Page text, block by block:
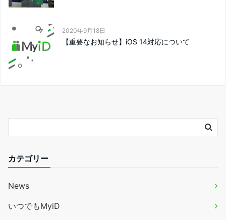
2020年9月18日
【重要なお知らせ】iOS 14対応について
カテゴリー
News
いつでもMyiD